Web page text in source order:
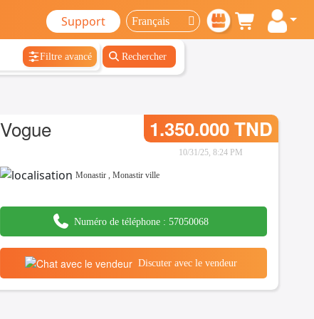
Support
Filtre avancé Rechercher
Vogue 1.350.000 TND
10/31/25, 8:24 PM
Monastir ,Monastir ville
Numéro de téléphone : 57050068
Discuter avec le vendeur